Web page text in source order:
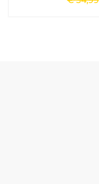
Bei Tara-M steht
Casual-Momente.